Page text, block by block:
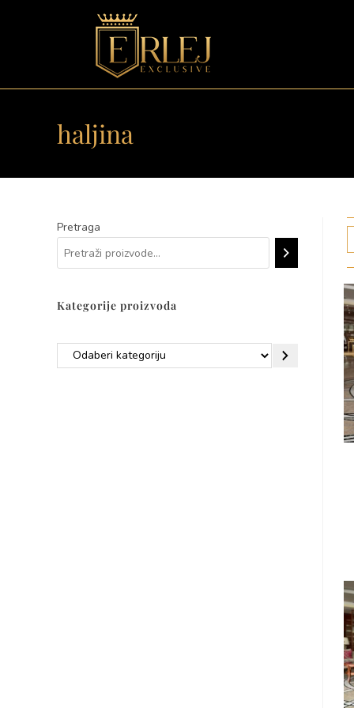
haljina
Pretraga
Kategorije proizvoda